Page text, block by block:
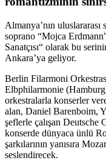
Almanya’nın uluslararası
soprano “Mojca
Sanatçısı“ olarak bu
Ankara’ya geliyor.
Berlin Filarmoni
Elbphilarmonie
orkestralarla konserler
alan, Daniel Barenboim,
şeflerle çalışan Deutsche
konserde dünyaca ünlü
şarkılarının yanısıra
seslendirecek.